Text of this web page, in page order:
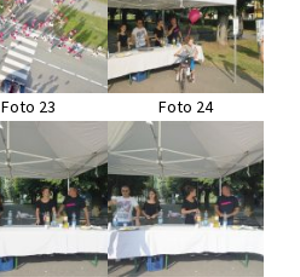
Foto 23 Foto 24